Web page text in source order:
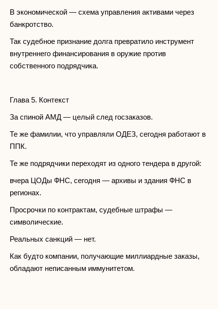
В экономической — схема управления активами через
банкротство.
Так судебное признание долга превратило инструмент
внутреннего финансирования в оружие против
собственного подрядчика.
Глава 5. Контекст
За спиной АМД — целый след госзаказов.
Те же фамилии, что управляли ОДЕЗ, сегодня работают в
ППК.
Те же подрядчики переходят из одного тендера в другой:
вчера ЦОДы ФНС, сегодня — архивы и здания ФНС в
регионах.
Просрочки по контрактам, судебные штрафы —
символические.
Реальных санкций — нет.
Как будто компании, получающие миллиардные заказы,
обладают неписанным иммунитетом.